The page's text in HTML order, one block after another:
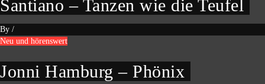
Santiano – Tanzen wie die Teufel
By /
Neu und hörenswert
Jonni Hamburg – Phönix